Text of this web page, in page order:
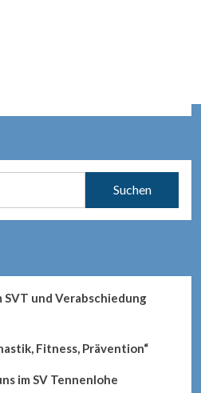
SVT und Verabschiedung
Fitness, Prävention“
im SV Tennenlohe